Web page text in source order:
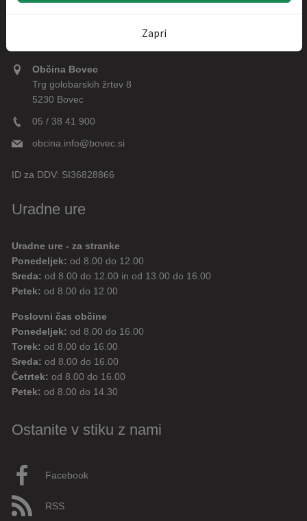
Občina Bovec
Trg golobarskih žrtev 8
5230 Bovec
05 / 38 41 900
obcina.info@bovec.si
ID za DDV: SI36828866
Uradne ure
Uradne ure - za stranke
Ponedeljek: od 8.00 do 12.00
Sreda: od 8.00 do 12.00 in od 13.00 do 16.00
Petek: od 8.00 do 12.00
Poslovni čas občine
Ponedeljek: od 8.00 do 16.00
Torek: od 8.00 do 16.00
Sreda: od 8.00 do 16.00
Četrtek: od 8.00 do 16.00
Petek: od 8.00 do 14.30
Ostanite v stiku z nami
Facebook
RSS
Zapri